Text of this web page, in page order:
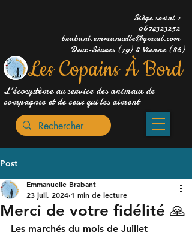
Les Copains À Bord
L'écosystème au service des animaux de
compagnie et de ceux qui les aiment
Siège social :
0674323252
brabant.emmanuelle@gmail.com
Deux-Sèvres (79) & Vienne (86)
Post
Merci de votre fidélité 🙏
Emmanuelle Brabant
23 juil. 2024 1 min de lecture
Les marchés du mois de Juillet